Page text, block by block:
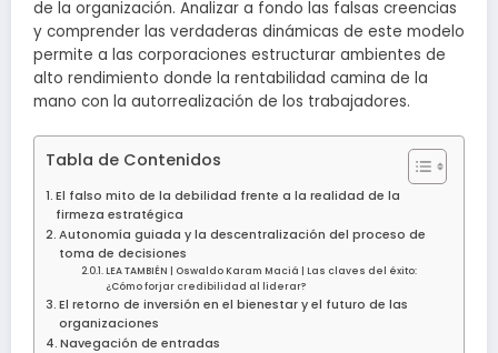
de la organización. Analizar a fondo las falsas creencias
y comprender las verdaderas dinámicas de este modelo
permite a las corporaciones estructurar ambientes de
alto rendimiento donde la rentabilidad camina de la
mano con la autorrealización de los trabajadores.
Tabla de Contenidos
El falso mito de la debilidad frente a la realidad de la
firmeza estratégica
Autonomía guiada y la descentralización del proceso de
toma de decisiones
LEA TAMBIÉN | Oswaldo Karam Maciá | Las claves del éxito:
¿Cómo forjar credibilidad al liderar?
El retorno de inversión en el bienestar y el futuro de las
organizaciones
Navegación de entradas